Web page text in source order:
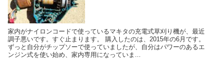
家内がナイロンコードで使っているマキタの充電式草刈り機が、最近
調子悪いです。すぐ止まります。 購入したのは、2015年の6月です。
ずっと自分がチップソーで使っていましたが、自分はパワーのあるエ
ンジン式を使い始め、家内専用になっていま...